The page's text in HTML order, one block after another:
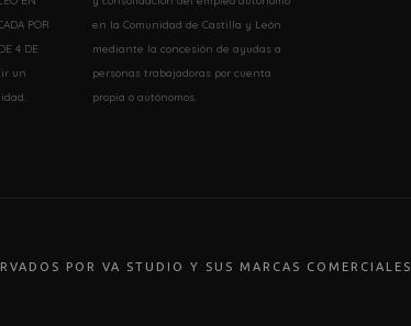
POR
4 DE
un
en la Comunidad de Castilla y León
mediante la concesión de ayudas a
personas trabajadoras por cuenta
propia o autónomos.
POR VA STUDIO Y SUS MARCAS COMERCIALES